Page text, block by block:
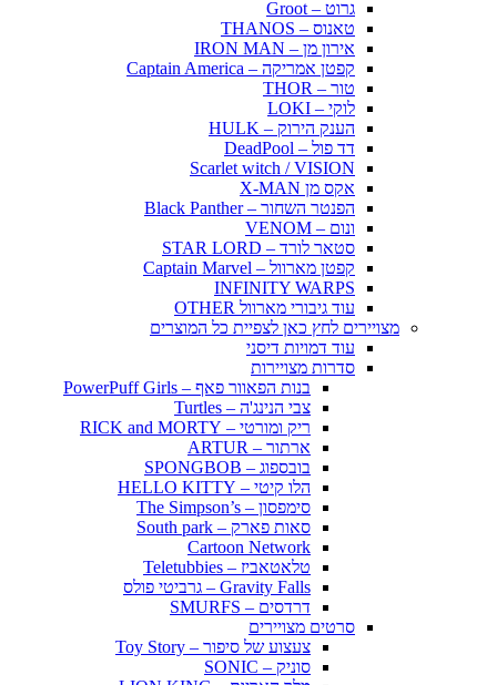
גרוט – Groot
טאנוס – THANOS
אירון מן – IRON MAN
קפטן אמריקה – Captain America
טור – THOR
לוקי – LOKI
הענק הירוק – HULK
דד פול – DeadPool
Scarlet witch / VISION
אקס מן X-MAN
הפנטר השחור – Black Panther
ונום – VENOM
סטאר לורד – STAR LORD
קפטן מארוול – Captain Marvel
INFINITY WARPS
עוד גיבורי מארוול OTHER
מצויירים לחץ כאן לצפיית כל המוצרים
עוד דמויות דיסני
סדרות מצויירות
בנות הפאוור פאף – PowerPuff Girls
צבי הנינג'ה – Turtles
ריק ומורטי – RICK and MORTY
ארתור – ARTUR
בובספוג – SPONGBOB
הלו קיטי – HELLO KITTY
סימפסון – The Simpson’s
סאות פארק – South park
Cartoon Network
טלאטאביז – Teletubbies
Gravity Falls – גרביטי פולס
דרדסים – SMURFS
סרטים מצויירים
צעצוע של סיפור – Toy Story
סוניק – SONIC